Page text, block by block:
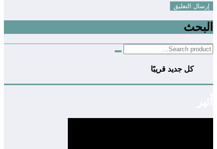
البحث
كل جديد قريبًا